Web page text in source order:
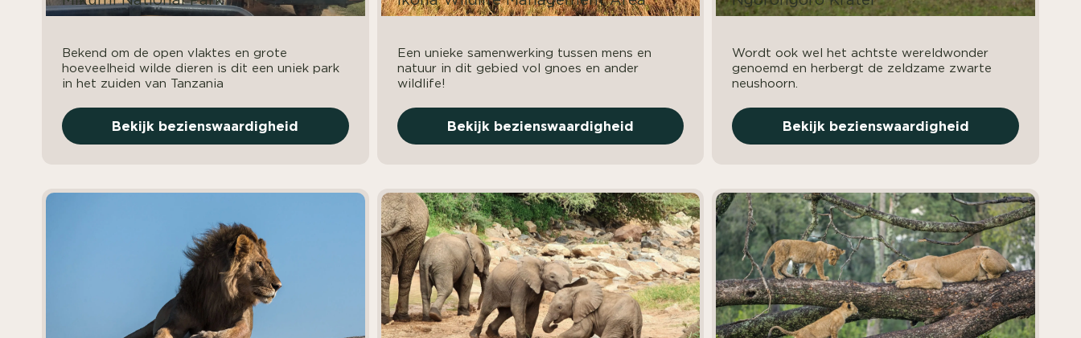
Bekend om de open vlaktes en grote
hoeveelheid wilde dieren is dit een uniek park
in het zuiden van Tanzania
Bekijk bezienswaardigheid
Een unieke samenwerking tussen mens en
natuur in dit gebied vol gnoes en ander
wildlife!
Bekijk bezienswaardigheid
Wordt ook wel het achtste wereldwonder
genoemd en herbergt de zeldzame zwarte
neushoorn.
Bekijk bezienswaardigheid